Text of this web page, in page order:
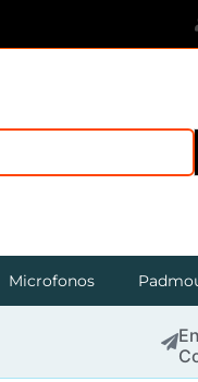
Microfonos